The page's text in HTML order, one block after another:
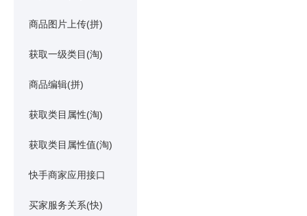
商品图片上传(拼)
获取一级类目(淘)
商品编辑(拼)
获取类目属性(淘)
获取类目属性值(淘)
快手商家应用接口
买家服务关系(快)